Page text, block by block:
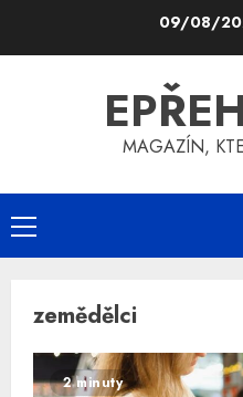
09/08/
MAGAZÍN,
Primary
Menu
zemědělci
2 minuty